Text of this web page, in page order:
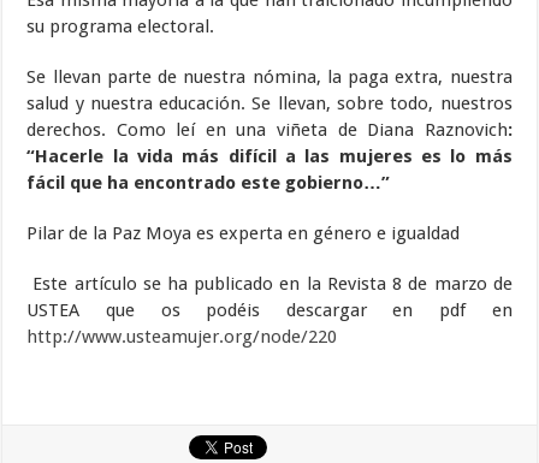
su programa electoral.
Se llevan parte de nuestra nómina, la paga extra, nuestra
salud y nuestra educación. Se llevan, sobre todo, nuestros
derechos. Como leí en una viñeta de Diana Raznovich:
“Hacerle la vida más difícil a las mujeres es lo más
fácil que ha encontrado este gobierno…”
Pilar de la Paz Moya es experta en género e igualdad
Este artículo se ha publicado en la Revista 8 de marzo de
USTEA que os podéis descargar en pdf en
http://www.usteamujer.org/node/220